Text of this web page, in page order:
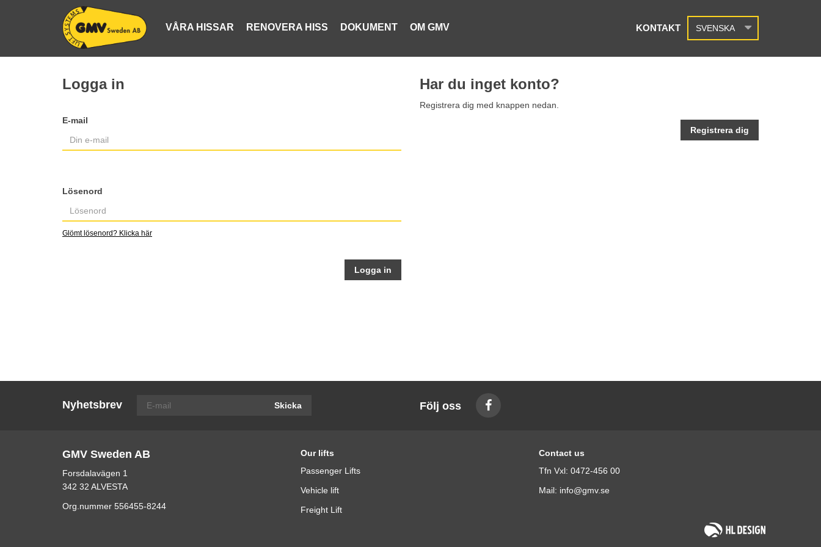
VÅRA HISSAR RENOVERA HISS DOKUMENT OM GMV KONTAKT SVENSKA
Logga in
E-mail
Lösenord
Glömt lösenord? Klicka här
Logga in
Har du inget konto?
Registrera dig med knappen nedan.
Registrera dig
Nyhetsbrev Skicka Följ oss
GMV Sweden AB
Forsdalavägen 1
342 32 ALVESTA
Org.nummer 556455-8244
Our lifts
Passenger Lifts
Vehicle lift
Freight Lift
Contact us
Tfn Vxl: 0472-456 00
Mail: info@gmv.se